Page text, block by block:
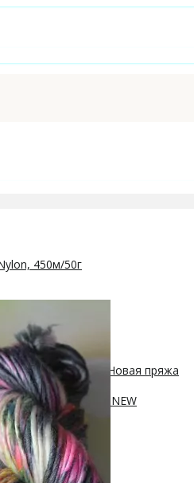
450м/50г
400м/100г
Новая пряжа
250м/100г
ПА, 420м/100г NEW
100г
20% нейлон
300м/100г